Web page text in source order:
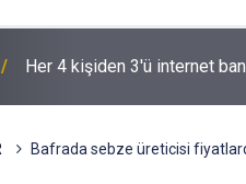
Thorsten Fink yeni sezon
Bafrada sebze üreticisi